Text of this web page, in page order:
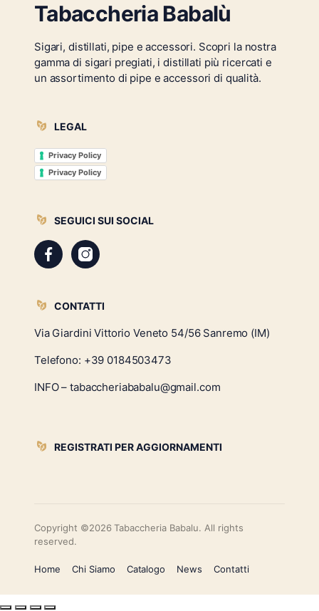
Tabaccheria Babalù
Sigari, distillati, pipe e accessori. Scopri la nostra
gamma di sigari pregiati, i distillati più ricercati e
un assortimento di pipe e accessori di qualità.
LEGAL
Privacy Policy
Privacy Policy
SEGUICI SUI SOCIAL
CONTATTI
Via Giardini Vittorio Veneto 54/56 Sanremo (IM)
Telefono: +39 0184503473
INFO – tabaccheriababalu@gmail.com
REGISTRATI PER AGGIORNAMENTI
Copyright ©2026 Tabaccheria Babalu. All rights
reserved.
Home Chi Siamo Catalogo News Contatti